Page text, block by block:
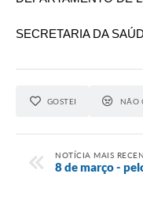
SECRETARIA DA
GOSTEI NÃO
NOTÍCIA MAIS
8 de março -